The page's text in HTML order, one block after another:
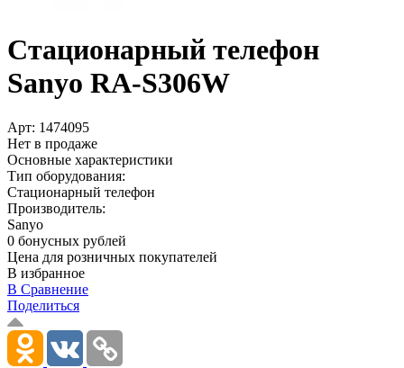
Стационарный телефон
Sanyo RA-S306W
Арт: 1474095
Нет в продаже
Основные характеристики
Тип оборудования:
Стационарный телефон
Производитель:
Sanyo
0 бонусных рублей
Цена для розничных покупателей
В избранное
В Сравнение
Поделиться